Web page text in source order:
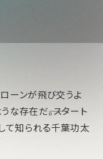
ーンが飛び交うよ
な存在だ――。スタート
て知られる千葉功太